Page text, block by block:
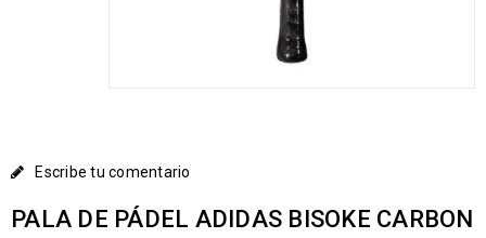
Escribe tu comentario
PALA DE PÁDEL ADIDAS BISOKE CARBON